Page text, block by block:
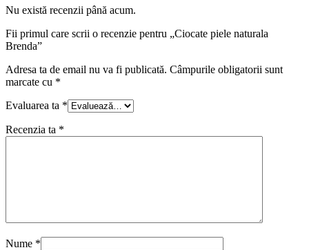
Nu există recenzii până acum.
Fii primul care scrii o recenzie pentru „Ciocate piele naturala
Brenda”
Adresa ta de email nu va fi publicată. Câmpurile obligatorii sunt
marcate cu *
Evaluarea ta *
Recenzia ta *
Nume *